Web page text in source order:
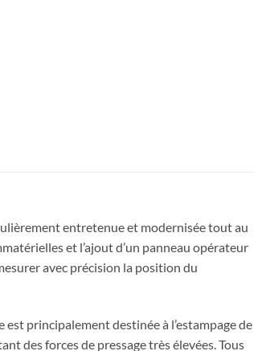
entretenue et modernisée tout au
et l’ajout d’un panneau opérateur
avec précision la position du
principalement destinée à l’estampage de
des forces de pressage très élevées. Tous